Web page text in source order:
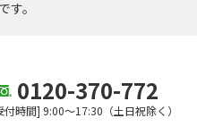
。
0120-370-772
付時間] 9:00～17:30（土日祝除く）